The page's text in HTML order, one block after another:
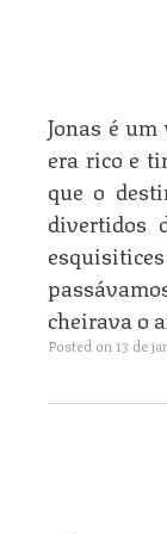
Jonas é
era rico e
que o
divertidos
cheirava o
Posted on 13 de